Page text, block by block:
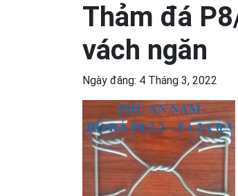
Thảm đá
vách ngăn
Ngày đăng: 4 Tháng 3, 2022